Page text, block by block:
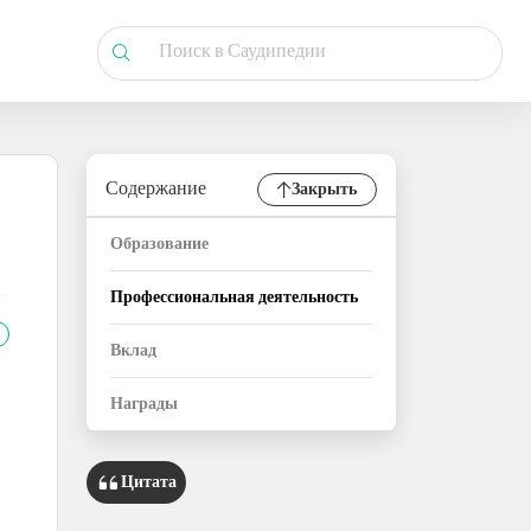
Содержание Закрыть
Образование
Профессиональная деятельность
Вклад
Награды
Цитата